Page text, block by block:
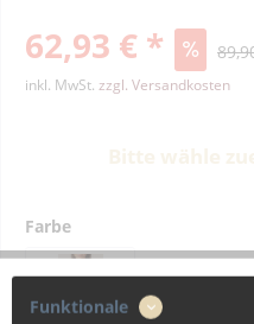
62,93 € *
inkl. MwSt. zzgl. Versandkosten
Farbe
Funktionale